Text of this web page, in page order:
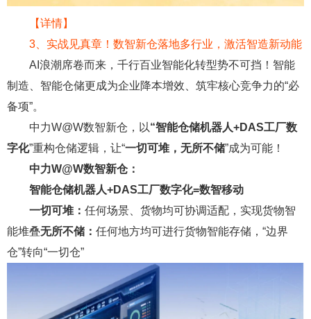
【详情】
3
实战见真章！数智新仓落地多行业，激活智造新动能
AI浪潮席卷而来，千行百业智能化转型势不可挡！智能
制造、智能仓储更成为企业降本增效、筑牢核心竞争力的“必
备项”。
中力W@W数智新仓，以“智能仓储机器人+DAS工厂数
字化”重构仓储逻辑，让“一切可堆，无所不储”成为可能！
中力W@W数智新仓：
智能仓储机器人+DAS工厂数字化=数智移动
一切可堆： 任何场景、货物均可协调适配，实现货物智
能堆叠无所不储： 任何地方均可进行货物智能存储，“边界
仓”转向“一切仓”